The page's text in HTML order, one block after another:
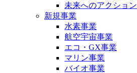
未来へのアクション
新規事業
水素事業
航空宇宙事業
エコ・GX事業
マリン事業
バイオ事業